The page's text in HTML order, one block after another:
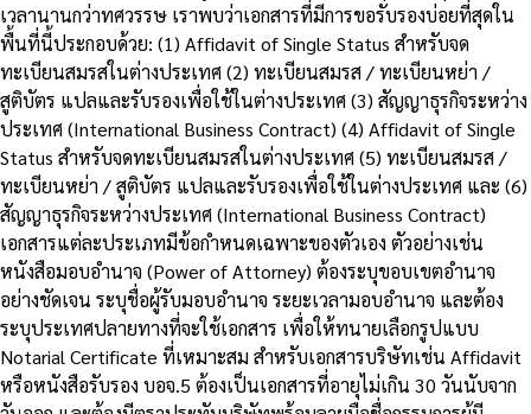
เวลานานกว่าทศวรรษ เราพบว่าเอกสารที่มีการขอรับรองบ่อยที่สุดใน
พื้นที่นี้ประกอบด้วย: (1) Affidavit of Single Status สำหรับจด
ทะเบียนสมรสในต่างประเทศ (2) ทะเบียนสมรส / ทะเบียนหย่า /
สูติบัตร แปลและรับรองเพื่อใช้ในต่างประเทศ (3) สัญญาธุรกิจระหว่าง
ประเทศ (International Business Contract) (4) Affidavit of Single
Status สำหรับจดทะเบียนสมรสในต่างประเทศ (5) ทะเบียนสมรส /
ทะเบียนหย่า / สูติบัตร แปลและรับรองเพื่อใช้ในต่างประเทศ และ (6)
สัญญาธุรกิจระหว่างประเทศ (International Business Contract)
เอกสารแต่ละประเภทมีข้อกำหนดเฉพาะของตัวเอง ตัวอย่างเช่น
หนังสือมอบอำนาจ (Power of Attorney) ต้องระบุขอบเขตอำนาจ
อย่างชัดเจน ระบุชื่อผู้รับมอบอำนาจ ระยะเวลามอบอำนาจ และต้อง
ระบุประเทศปลายทางที่จะใช้เอกสาร เพื่อให้ทนายเลือกรูปแบบ
Notarial Certificate ที่เหมาะสม สำหรับเอกสารบริษัทเช่น Affidavit
หรือหนังสือรับรอง บอจ.5 ต้องเป็นเอกสารที่อายุไม่เกิน 30 วันนับจาก